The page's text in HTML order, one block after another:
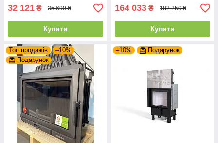
32 121 ₴ 35 690 ₴
Купити
164 033 ₴ 182 259 ₴
Купити
Топ продажів
–10%
Подарунок
–10% Подарунок